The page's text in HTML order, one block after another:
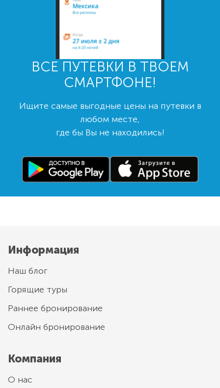
ВСЕ ПУТЕВКИ В ТВОЕМ
СМАРТФОНЕ!
Ищите самые выгодные цены на путевки в
любом месте,
где бы Вы не находились!
Информация
Наш блог
Горящие туры
Раннее бронирование
Онлайн бронирование
Компания
О нас